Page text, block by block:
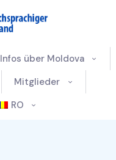
Infos über Moldova
Mitglieder
RO